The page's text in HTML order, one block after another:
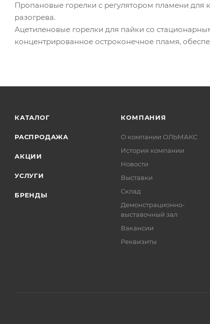
Пропановые горелки с регулятором пламени для
разогрева.
Ацетиленовые горелки для пайки со
концентрированное остроконечное пламя,
КАТАЛОГ
РАСПРОДАЖА
АКЦИИ
УСЛУГИ
БРЕНДЫ
КОМПАНИЯ
О компании ОЛЬМАКС
История компании
Новости
Выставки
Склад
Демонстрационно-
выставочный зал
Вакансии
Реквизиты